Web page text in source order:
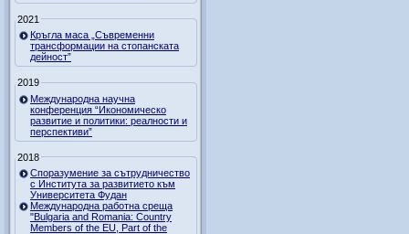
2021
Кръгла маса „Съвременни
трансформации на стопанската
дейност”
2019
Международна научна
конференция “Икономическо
развитие и политики: реалности и
перспективи”
2018
Споразумение за сътрудничество
с Института за развитието към
Университета Фудан
Международна работна среща
"Bulgaria and Romania: Country
Members of the EU, Part of the